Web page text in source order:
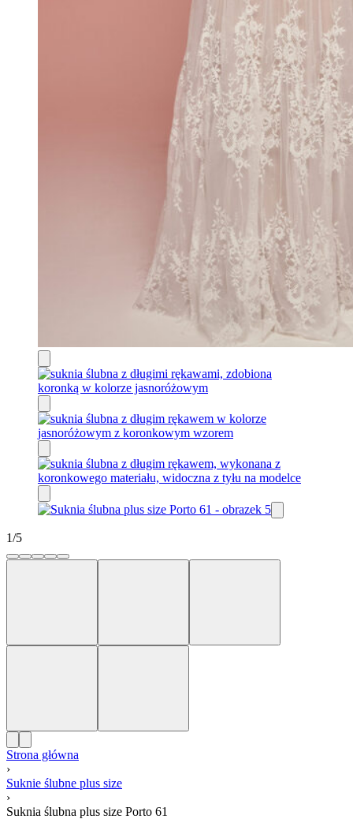
1/5
Strona główna
›
Suknie ślubne plus size
›
Suknia ślubna plus size Porto 61